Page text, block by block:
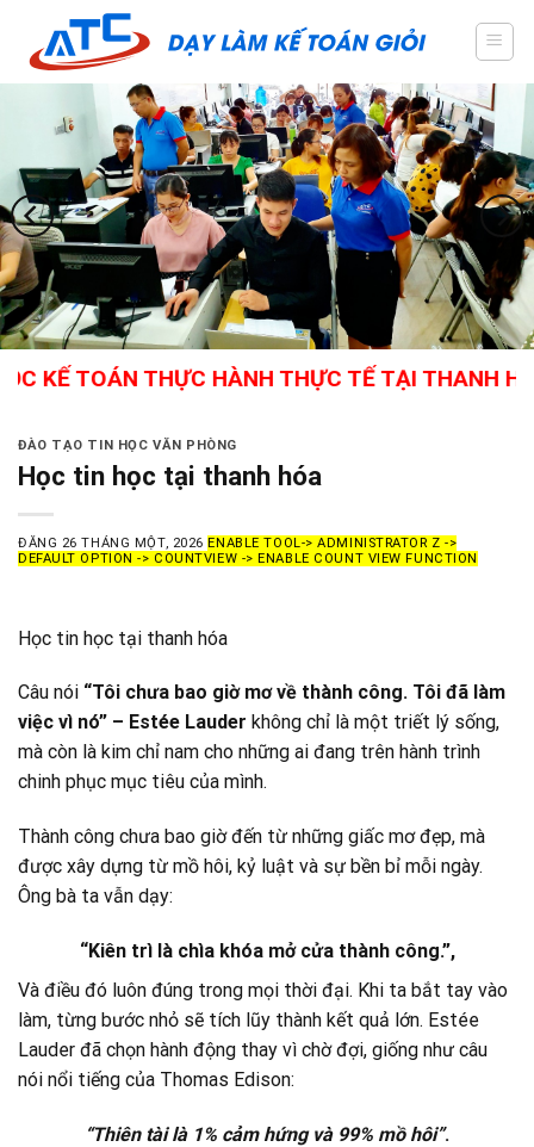
content
TOÁN THỰC HÀNH THỰC TẾ TẠI THANH HÓA -
ĐÀO TẠO TIN HỌC VĂN PHÒNG
Học tin học tại thanh hóa
ĐĂNG 26 THÁNG MỘT, 2026 ENABLE TOOL-> ADMINISTRATOR Z ->
DEFAULT OPTION -> COUNTVIEW -> ENABLE COUNT VIEW FUNCTION
Học tin học tại thanh hóa
Câu nói “Tôi chưa bao giờ mơ về thành công. Tôi đã làm
việc vì nó” – Estée Lauder không chỉ là một triết lý sống,
mà còn là kim chỉ nam cho những ai đang trên hành trình
chinh phục mục tiêu của mình.
Thành công chưa bao giờ đến từ những giấc mơ đẹp, mà
được xây dựng từ mồ hôi, kỷ luật và sự bền bỉ mỗi ngày.
Ông bà ta vẫn dạy:
“Kiên trì là chìa khóa mở cửa thành công.”,
Và điều đó luôn đúng trong mọi thời đại. Khi ta bắt tay vào
làm, từng bước nhỏ sẽ tích lũy thành kết quả lớn. Estée
Lauder đã chọn hành động thay vì chờ đợi, giống như câu
nói nổi tiếng của Thomas Edison:
“Thiên tài là 1% cảm hứng và 99% mồ hôi”.